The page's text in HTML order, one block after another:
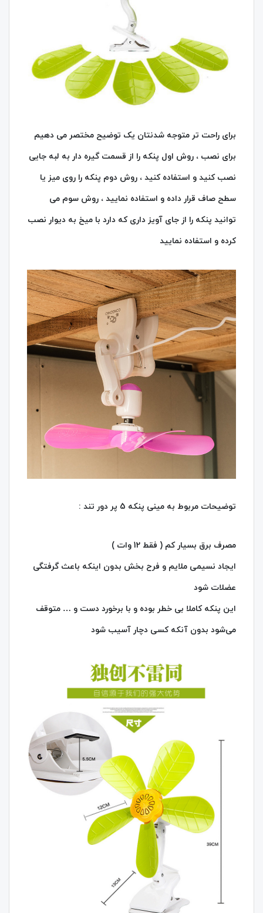
برای راحت تر متوجه شدنتان یک توضیح مختصر می دهیم
برای نصب ، روش اول پنکه را از قسمت گیره دار به لبه جایی
نصب کنید و استفاده کنید ، روش دوم پنکه را روی میز یا
سطح صاف قرار داده و استفاده نمایید ، روش سوم می
توانید پنکه را از جای آویز داری که دارد با میخ به دیوار نصب
کرده و استفاده نمایید
توضیحات مربوط به مینی پنکه 5 پر دور تند :
مصرف برق بسیار کم ( فقط 12 وات )
ایجاد نسیمی ملایم و فرح بخش بدون اینکه باعث گرفتگی
عضلات شود
این پنکه کاملا بی خطر بوده و با برخورد دست و … متوقف
می‌شود بدون آنکه کسی دچار آسیب شود